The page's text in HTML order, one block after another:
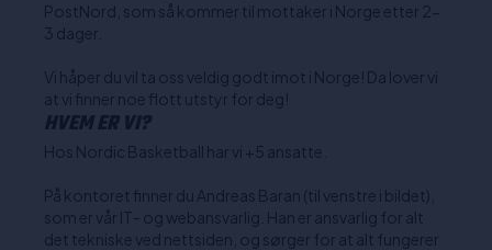
PostNord, som så kommer til mottaker i Norge etter 2-
3 dager.
Vi håper du vil ta oss veldig godt imot i Norge! Da lover vi
at vi finner noe flott utstyr for deg!
HVEM ER VI?
Hos Nordic Basketball har vi +5 ansatte.
På kontoret finner du Andreas Baran (til venstre i bildet),
som er vår IT- og webansvarlig. Han er ansvarlig for alt
det tekniske ved nettsiden, og sørger for at alt fungerer